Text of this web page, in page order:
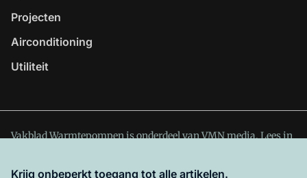
Projecten
Airconditioning
Utiliteit
Vakblad Warmtepompen is onderdeel van VMN media. Lees in
deze site zijn de volgende regelingen van toepassing:
Krijg onbeperkt toegang tot alle artikelen.